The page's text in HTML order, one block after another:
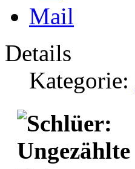
Details
Kategorie: